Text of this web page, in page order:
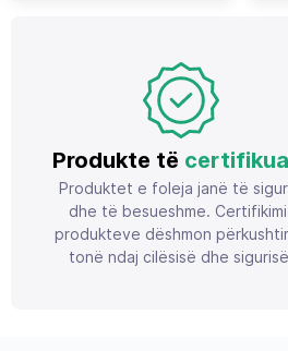
Produkte të
Produktet e foleja janë të
dhe të besueshme.
produkteve dëshmon
tonë ndaj cilësisë dhe